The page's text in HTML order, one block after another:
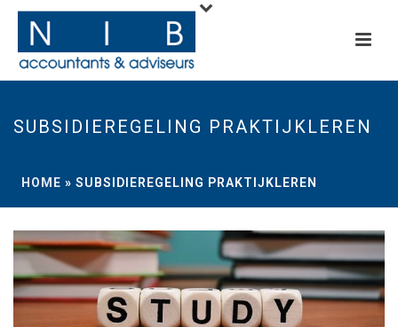
SUBSIDIEREGELING PRAKTIJKLEREN
HOME » SUBSIDIEREGELING PRAKTIJKLEREN